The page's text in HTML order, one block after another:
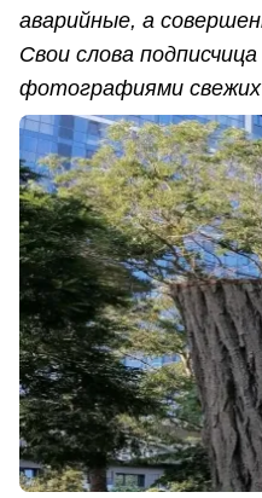
аварийные, а
Свои слова
фотографиями свежих